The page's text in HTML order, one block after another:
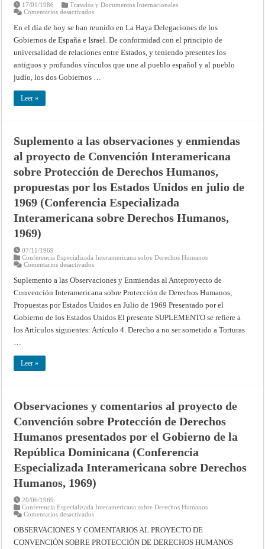
EN
EL
ATLÁNTICO
SUDOCCIDENTAL
17/01/1986
Tratados y Documentos Internacionales
Comentarios desactivadosen
conjunto
hispano-
israelí
En el día de hoy se han reunido en La Haya Delegaciones de los
Gobiernos de España e Israel. De conformidad con el principio de
universalidad de relaciones entre Estados, y teniendo presentes los
antiguos y profundos vínculos que une al pueblo español y al pueblo
judío, los dos Gobiernos …
Leer »
Suplemento a las observaciones y enmiendas
al proyecto de Convención Interamericana
sobre Protección de Derechos Humanos,
propuestas por los Estados Unidos en julio de
1969 (Conferencia Especializada
Interamericana sobre Derechos Humanos,
1969)
07/11/1969
Conferencia Especializada Interamericana sobre Derechos Humanos
Comentarios desactivadosen
a
las
observaciones
enmiendas
al
proyecto
de
Convención
Estados
Unidos
en
julio
de
1969
(Conferencia
Especializada
sobre
Humanos,
1969)
Suplemento a las Observaciones y Enmiendas al Anteproyecto de
Convención Interamericana sobre Protección de Derechos Humanos,
Propuestas por Estados Unidos en Julio de 1969 Presentado por el
Gobierno de los Estados Unidos El presente SUPLEMENTO se refiere a
los Artículos siguientes: Artículo 4. Derecho a no ser sometido a Torturas
Leer »
Observaciones y comentarios al proyecto de
Convención sobre Protección de Derechos
Humanos presentados por el Gobierno de la
República Dominicana (Conferencia
Especializada Interamericana sobre Derechos
Humanos, 1969)
20/06/1969
Conferencia Especializada Interamericana sobre Derechos Humanos
Comentarios desactivadosen
y
comentarios
al
OBSERVACIONES Y COMENTARIOS AL PROYECTO DE
CONVENCIÓN SOBRE PROTECCIÓN DE DERECHOS HUMANOS